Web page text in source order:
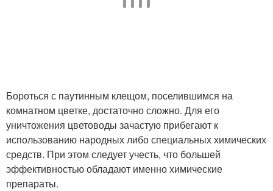
Бороться с паутинным клещом, поселившимся на
комнатном цветке, достаточно сложно. Для его
уничтожения цветоводы зачастую прибегают к
использованию народных либо специальных химических
средств. При этом следует учесть, что большей
эффективностью обладают именно химические
препараты.